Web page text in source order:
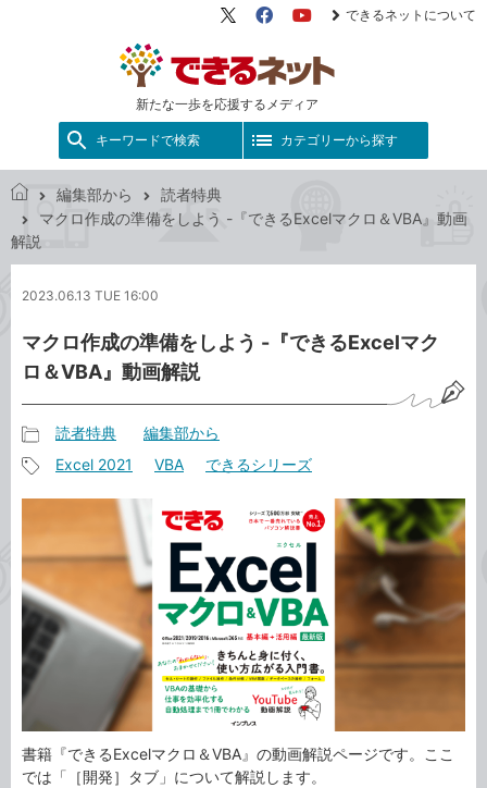
新たな一歩を応援するメディア
X（旧
FacebookYouTube
できるネットについて
キーワードで検索 カテゴリーから探す
で
き
ッ
編集部から
読者特典
マクロ作成の準備をしよう -『できるExcelマクロ＆VBA』動画
解説
2023.06.13 TUE 16:00
マクロ作成の準備をしよう -『できるExcelマク
ロ＆VBA』動画解説
事
カ
ゴ
リ
読者特典 編集部から
タ
グ
Excel 2021 VBA できるシリーズ
書籍『できるExcelマクロ＆VBA』の動画解説ページです。ここ
では「［開発］タブ」について解説します。